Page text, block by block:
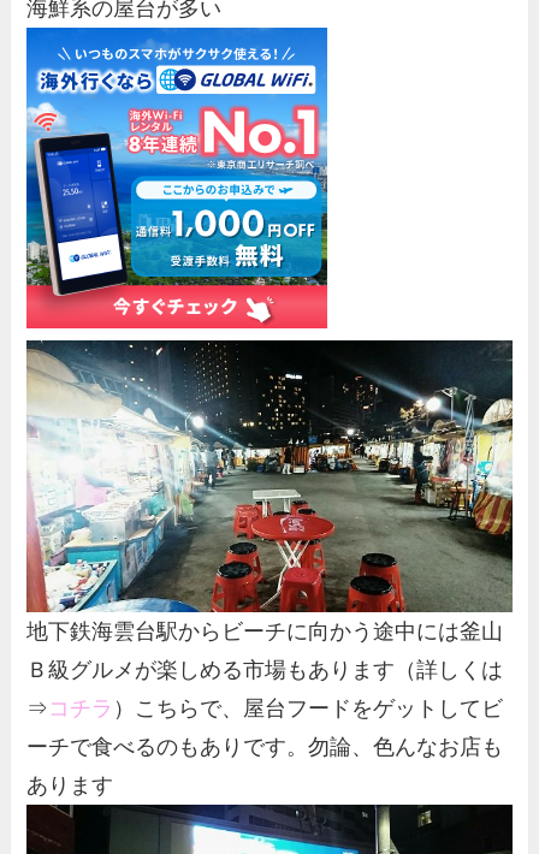
海鮮系の屋台が多い
地下鉄海雲台駅からビーチに向かう途中には釜山
Ｂ級グルメが楽しめる市場もあります（詳しくは
⇒ コチラ ）こちらで、屋台フードをゲットしてビ
ーチで食べるのもありです。勿論、色んなお店も
あります